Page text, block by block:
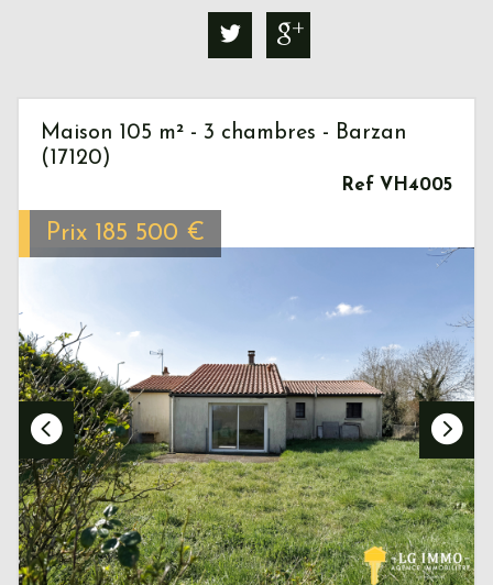
Maison 105 m² - 3 chambres - Barzan
(17120)
Ref VH4005
Prix 185 500 €